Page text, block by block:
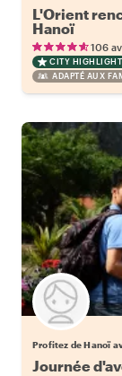
L'Orient
Hanoï
106
CITY
ADAPTÉ AUX
Profitez de Hanoï
Journée